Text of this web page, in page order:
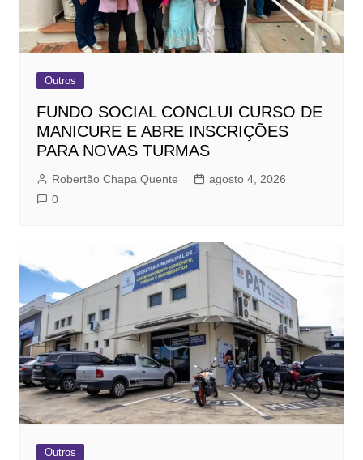
Outros
FUNDO SOCIAL CONCLUI CURSO DE
MANICURE E ABRE INSCRIÇÕES
PARA NOVAS TURMAS
Robertão Chapa Quente
agosto 4, 2026
0
Outros